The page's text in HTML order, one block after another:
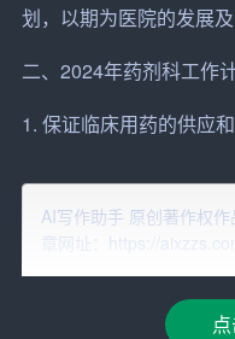
划，以期为医院的发展
二、2024年药剂科工作
1. 保证临床用药的供应
（1）加强药品采购管理
（2）完善药品库存管
（3）加强药品质量控
AI写作助手 原创著作权
章网址：https://